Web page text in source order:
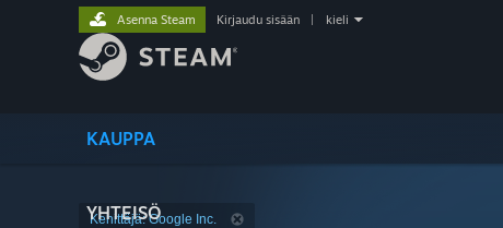
KAUPPA
YHTEISÖ
Asenna Steam Kirjaudu sisään kieli
Kehittäjä: Google Inc.